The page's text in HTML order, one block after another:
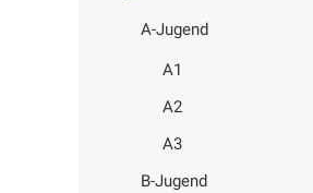
A-Jugend
A1
A2
A3
B-Jugend